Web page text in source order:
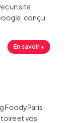
un site
conçu
En savoir +
FoodyParis
et vos